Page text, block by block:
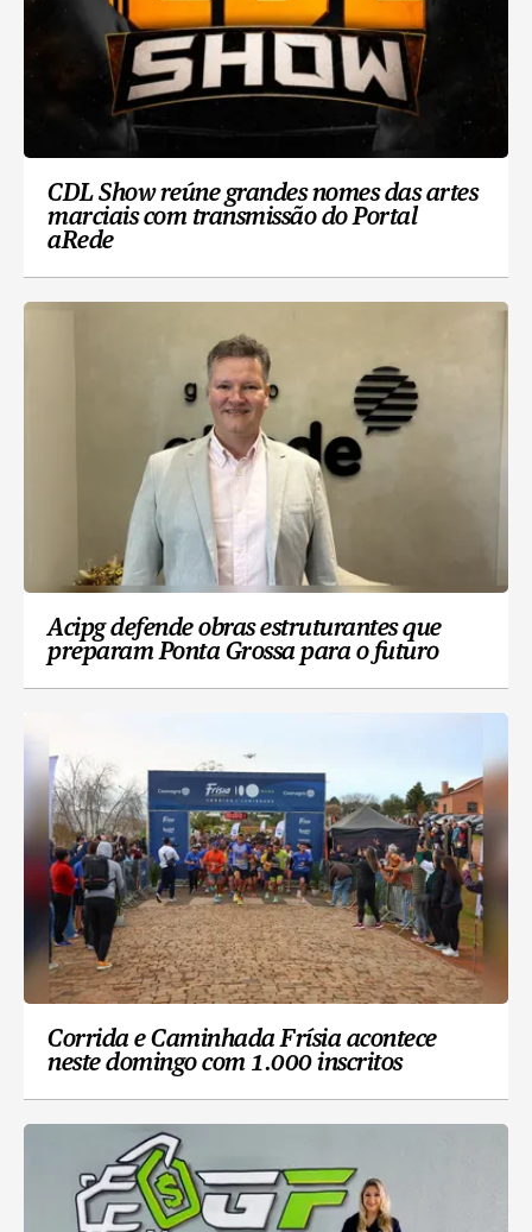
CDL Show reúne grandes nomes das artes
marciais com transmissão do Portal
aRede
Acipg defende obras estruturantes que
preparam Ponta Grossa para o futuro
Corrida e Caminhada Frísia acontece
neste domingo com 1.000 inscritos